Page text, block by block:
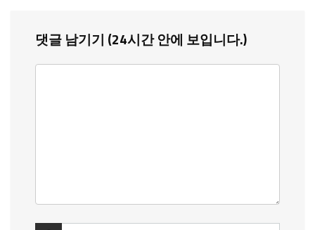
댓글 남기기 (24시간 안에 보입니다.)